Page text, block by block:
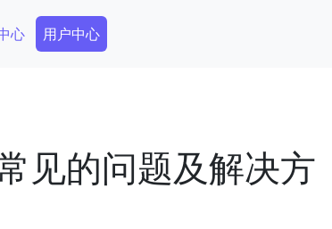
心 Secondary Menu
用户中心
见的问题及解决方